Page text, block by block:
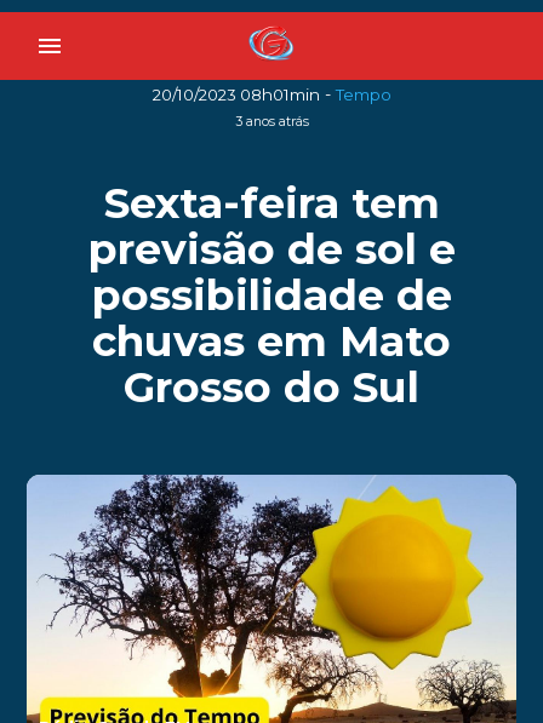
menu
20/10/2023 08h01min -Tempo
3 anos atrás
Sexta-feira tem
previsão de sol e
possibilidade de
chuvas em Mato
Grosso do Sul